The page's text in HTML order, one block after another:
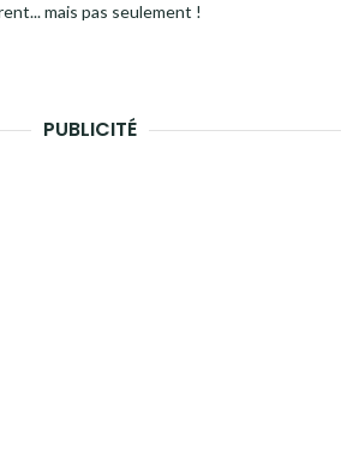
mais pas seulement !
PUBLICITÉ